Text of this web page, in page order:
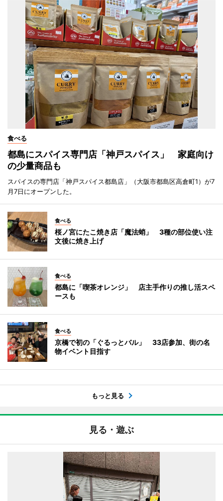
食べる
都島にスパイス専門店「神戸スパイス」 家庭向け
の少量商品も
スパイスの専門店「神戸スパイス都島店」（大阪市都島区高倉町1）が7
月7日にオープンした。
食べる
桜ノ宮にたこ焼き店「魔法蛸」 3種の部位使い注
文後に焼き上げ
食べる
都島に「喫茶オレンジ」 店主手作りの推し活スペ
ースも
食べる
京橋で初の「ぐるっとバル」 33店参加、街の名
物イベント目指す
もっと見る
見る・遊ぶ